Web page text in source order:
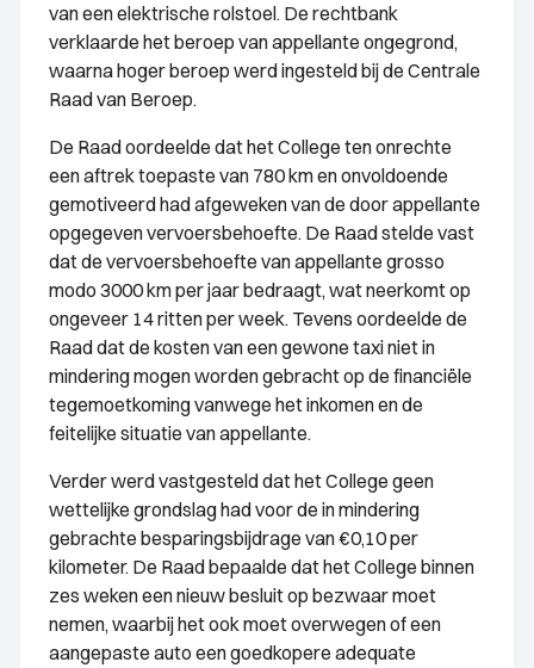
van een elektrische rolstoel. De rechtbank
verklaarde het beroep van appellante ongegrond,
waarna hoger beroep werd ingesteld bij de Centrale
Raad van Beroep.
De Raad oordeelde dat het College ten onrechte
een aftrek toepaste van 780 km en onvoldoende
gemotiveerd had afgeweken van de door appellante
opgegeven vervoersbehoefte. De Raad stelde vast
dat de vervoersbehoefte van appellante grosso
modo 3000 km per jaar bedraagt, wat neerkomt op
ongeveer 14 ritten per week. Tevens oordeelde de
Raad dat de kosten van een gewone taxi niet in
mindering mogen worden gebracht op de financiële
tegemoetkoming vanwege het inkomen en de
feitelijke situatie van appellante.
Verder werd vastgesteld dat het College geen
wettelijke grondslag had voor de in mindering
gebrachte besparingsbijdrage van €0,10 per
kilometer. De Raad bepaalde dat het College binnen
zes weken een nieuw besluit op bezwaar moet
nemen, waarbij het ook moet overwegen of een
aangepaste auto een goedkopere adequate